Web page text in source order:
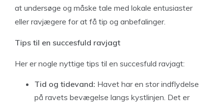
at undersøge og måske tale med lokale entusiaster
eller ravjægere for at få tip og anbefalinger.
Tips til en succesfuld ravjagt
Her er nogle nyttige tips til en succesfuld ravjagt:
Tid og tidevand: Havet har en stor indflydelse
på ravets bevægelse langs kystlinjen. Det er